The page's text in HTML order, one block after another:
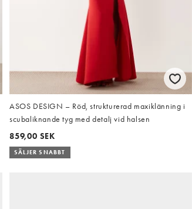
ASOS DESIGN – Röd, strukturerad maxiklänning i
scubaliknande tyg med detalj vid halsen
859,00 SEK
SÄLJER SNABBT